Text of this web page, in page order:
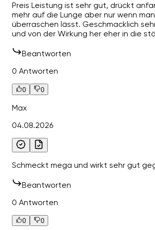
Preis Leistung ist sehr gut, drückt
mehr auf die Lunge aber nur wenn
überraschen lässt. Geschmacklich
und von der Wirkung her eher in die
Beantworten
0 Antworten
0 0
Max
04.08.2026
Schmeckt mega und wirkt sehr gut
Beantworten
0 Antworten
0 0